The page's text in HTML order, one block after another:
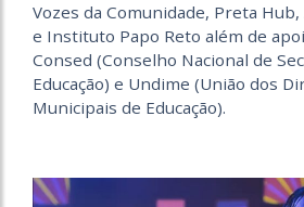
Vozes da Comunidade, Preta
e Instituto Papo Reto além de
Consed (Conselho Nacional de
Educação) e Undime (União dos
Municipais de Educação).